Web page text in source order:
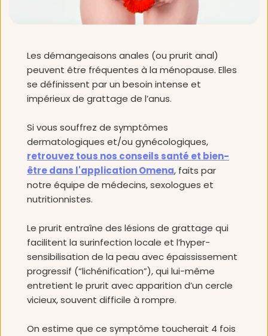
Les démangeaisons anales (ou prurit anal)
peuvent être fréquentes à la ménopause. Elles
se définissent par un besoin intense et
impérieux de grattage de l’anus.
Si vous souffrez de symptômes
retrouvez tous nos conseils santé et bien-
être dans l'application Omena, faits par
notre équipe de médecins, sexologues et
nutritionnistes.
Le prurit entraîne des lésions de grattage qui
facilitent la surinfection locale et l’hyper-
sensibilisation de la peau avec épaississement
progressif (“lichénification”), qui lui-même
entretient le prurit avec apparition d’un cercle
vicieux, souvent difficile à rompre.
On estime que ce symptôme toucherait 4 fois